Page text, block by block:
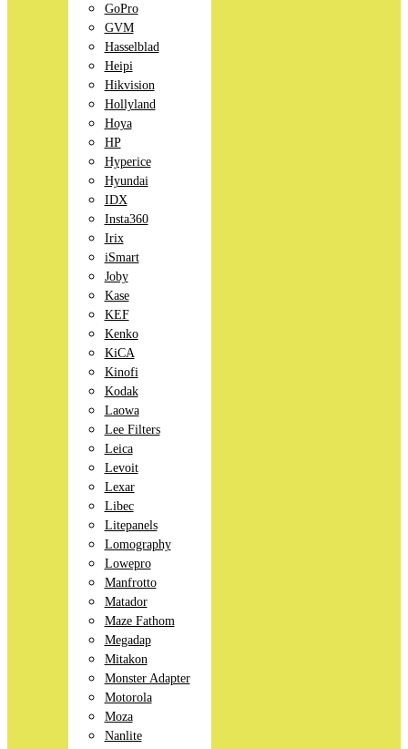
GoPro
GVM
Hasselblad
Heipi
Hikvision
Hollyland
Hoya
HP
Hyperice
Hyundai
IDX
Insta360
Irix
iSmart
Joby
Kase
KEF
Kenko
KiCA
Kinofi
Kodak
Laowa
Lee Filters
Leica
Levoit
Lexar
Libec
Litepanels
Lomography
Lowepro
Manfrotto
Matador
Maze Fathom
Megadap
Mitakon
Monster Adapter
Motorola
Moza
Nanlite